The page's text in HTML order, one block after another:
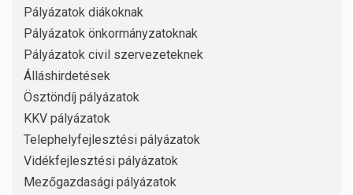
Pályázatok diákoknak
Pályázatok önkormányzatoknak
Pályázatok civil szervezeteknek
Álláshirdetések
Ösztöndíj pályázatok
KKV pályázatok
Telephelyfejlesztési pályázatok
Vidékfejlesztési pályázatok
Mezőgazdasági pályázatok